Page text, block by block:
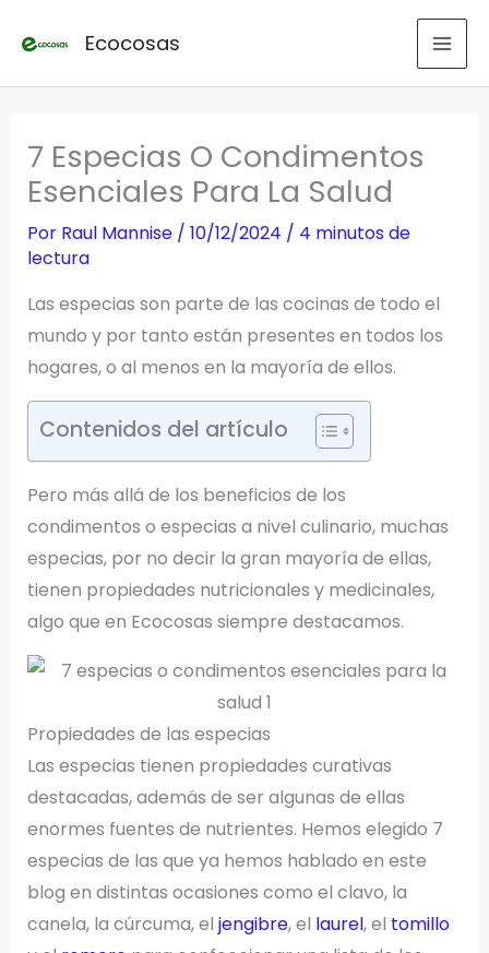
Ecocosas
7 Especias O Condimentos
Esenciales Para La Salud
Por Raul Mannise / 10/12/2024 / 4 minutos de
lectura
Las especias son parte de las cocinas de todo el
mundo y por tanto están presentes en todos los
hogares, o al menos en la mayoría de ellos.
Contenidos del artículo
Pero más allá de los beneficios de los
condimentos o especias a nivel culinario, muchas
especias, por no decir la gran mayoría de ellas,
tienen propiedades nutricionales y medicinales,
algo que en Ecocosas siempre destacamos.
Propiedades de las especias
Las especias tienen propiedades curativas
destacadas, además de ser algunas de ellas
enormes fuentes de nutrientes. Hemos elegido 7
especias de las que ya hemos hablado en este
blog en distintas ocasiones como el clavo, la
canela, la cúrcuma, el jengibre, el laurel, el tomillo